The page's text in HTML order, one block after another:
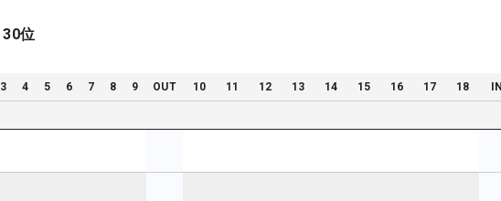
30位
3 4 5 6 7 8 9 OUT 10 11 12 13 14 15 16 17 18